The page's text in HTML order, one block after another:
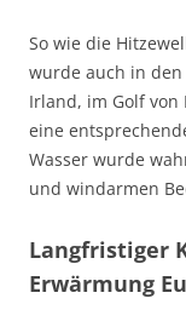
So wie die
wurde auch in
Irland, im Golf
eine
Wasser wurde
und windarmen
Langfristiger
Erwärmung